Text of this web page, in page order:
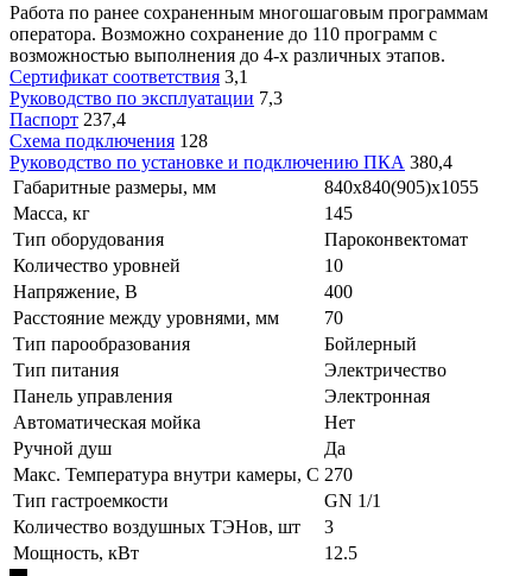
Работа по ранее сохраненным многошаговым программам
оператора. Возможно сохранение до 110 программ с
возможностью выполнения до 4-х различных этапов.
Сертификат соответствия 3,1
Руководство по эксплуатации 7,3
Паспорт 237,4
Схема подключения 128
Руководство по установке и подключению ПКА 380,4
Габаритные размеры, мм
840х840(905)х1055
Масса, кг
145
Тип оборудования
Пароконвектомат
Количество уровней
10
Напряжение, В
400
Расстояние между уровнями, мм
70
Тип парообразования
Бойлерный
Тип питания
Электричество
Панель управления
Электронная
Автоматическая мойка
Нет
Ручной душ
Да
Макс. Температура внутри камеры, С 270
Тип гастроемкости
GN 1/1
Количество воздушных ТЭНов, шт
3
Мощность, кВт
12.5